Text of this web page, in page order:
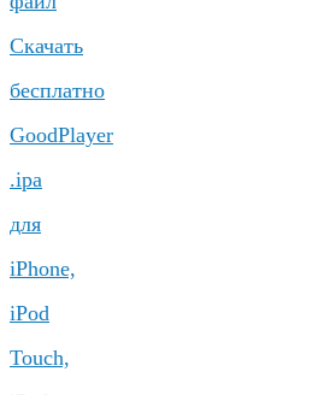
Скачать
бесплатно
GoodPlayer
.ipa
для
iPhone,
iPod
Touch,